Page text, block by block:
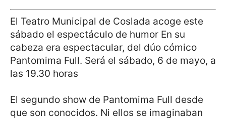
El Teatro Municipal de Coslada acoge este
sábado el espectáculo de humor En su
cabeza era espectacular, del dúo cómico
Pantomima Full. Será el sábado, 6 de mayo, a
las 19.30 horas
El segundo show de Pantomima Full desde
que son conocidos. Ni ellos se imaginaban